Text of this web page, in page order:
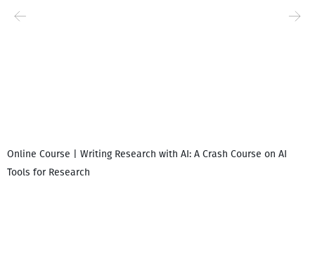
Online Course | Writing Research with AI: A Crash Course on AI
Tools for Research